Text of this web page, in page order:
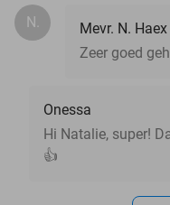
N.
Mevr. N. Haex
Zeer goed
Onessa
Hi Natalie, super!
👍